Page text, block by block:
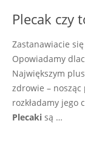
Plecak czy
Zastanawiacie
Opowiadamy
Największym
zdrowie –
rozkładamy jego
Plecaki są …